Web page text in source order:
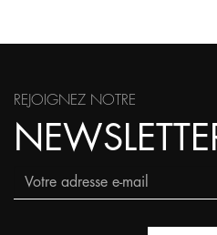
REJOIGNEZ NOTRE